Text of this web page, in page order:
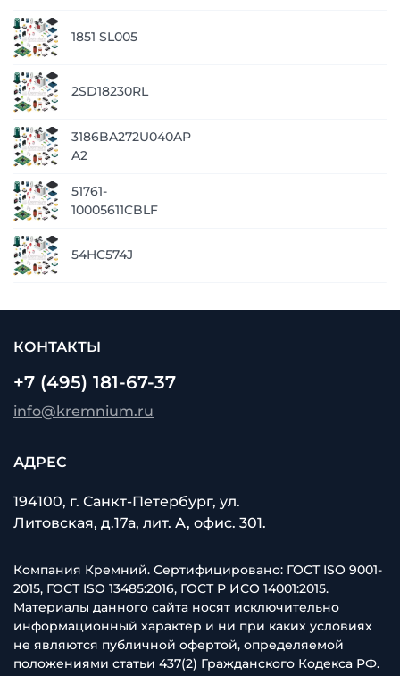
1851 SL005
2SD18230RL
3186BA272U040AP
A2
51761-
10005611CBLF
54HC574J
КОНТАКТЫ
+7 (495) 181-67-37
info@kremnium.ru
АДРЕС
194100, г. Санкт-Петербург, ул.
Литовская, д.17а, лит. А, офис. 301.
Компания Кремний. Сертифицировано: ГОСТ ISO 9001-
2015, ГОСТ ISO 13485:2016, ГОСТ Р ИСО 14001:2015.
Материалы данного сайта носят исключительно
информационный характер и ни при каких условиях
не являются публичной офертой, определяемой
положениями статьи 437(2) Гражданского Кодекса РФ.